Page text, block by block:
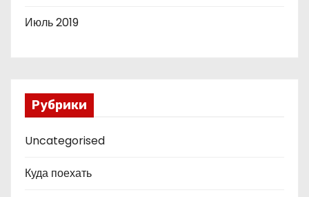
Июль 2019
Рубрики
Uncategorised
Куда поехать